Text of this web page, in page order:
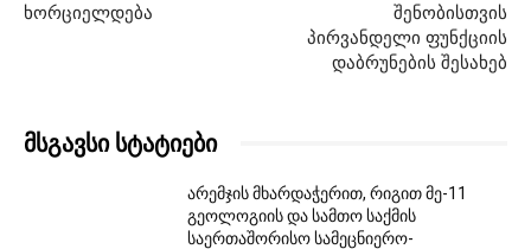
ხორციელდება
შენობისთვის
პირვანდელი ფუნქციის
დაბრუნების შესახებ
მსგავსი სტატიები
არემჯის მხარდაჭერით, რიგით მე-11
გეოლოგიის და სამთო საქმის
საერთაშორისო სამეცნიერო-